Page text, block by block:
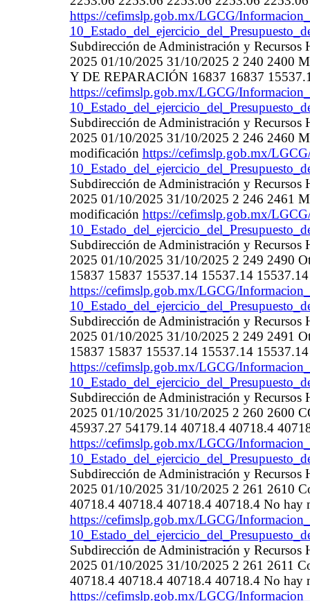
https://cefimslp.gob.mx/LGCG/
Subdirección de Administración y
2025 01/10/2025 31/10/2025 2 240 2400
Y DE REPARACIÓN 16837 16837
https://cefimslp.gob.mx/LGCG/
Subdirección de Administración y
2025 01/10/2025 31/10/2025 2 246 2460
modificación https://cefimslp.gob.mx/
Subdirección de Administración y
2025 01/10/2025 31/10/2025 2 246 2461
modificación https://cefimslp.gob.mx/
Subdirección de Administración y
2025 01/10/2025 31/10/2025 2 249 2490
15837 15837 15537.14 15537.14
https://cefimslp.gob.mx/LGCG/
Subdirección de Administración y
2025 01/10/2025 31/10/2025 2 249 2491
15837 15837 15537.14 15537.14
https://cefimslp.gob.mx/LGCG/
Subdirección de Administración y
2025 01/10/2025 31/10/2025 2 260 2600
45937.27 54179.14 40718.4 40718.4
https://cefimslp.gob.mx/LGCG/
Subdirección de Administración y
2025 01/10/2025 31/10/2025 2 261 2610
40718.4 40718.4 40718.4 40718.4 No hay
https://cefimslp.gob.mx/LGCG/
Subdirección de Administración y
2025 01/10/2025 31/10/2025 2 261 2611
40718.4 40718.4 40718.4 40718.4 No hay
https://cefimslp.gob.mx/LGCG/